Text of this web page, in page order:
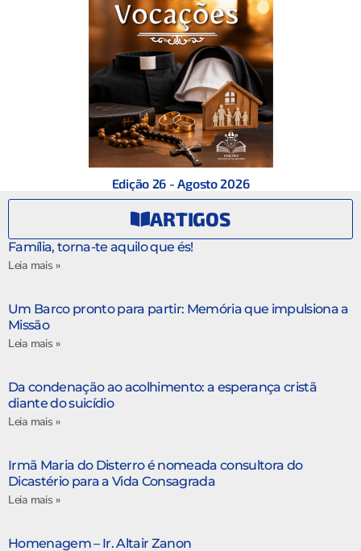
Edição 26 - Agosto 2026
ARTIGOS
Família, torna-te aquilo que és!
Leia mais »
Um Barco pronto para partir: Memória que impulsiona a
Missão
Leia mais »
Da condenação ao acolhimento: a esperança cristã
diante do suicídio
Leia mais »
Irmã Maria do Disterro é nomeada consultora do
Dicastério para a Vida Consagrada
Leia mais »
Homenagem – Ir. Altair Zanon